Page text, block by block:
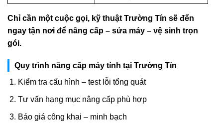
Chỉ cần một cuộc gọi, kỹ thuật Trường Tín sẽ đến
ngay tận nơi để nâng cấp – sửa máy – vệ sinh trọn
gói.
Quy trình nâng cấp máy tính tại Trường Tín
Kiểm tra cấu hình – test lỗi tổng quát
Tư vấn hạng mục nâng cấp phù hợp
Báo giá công khai – minh bạch